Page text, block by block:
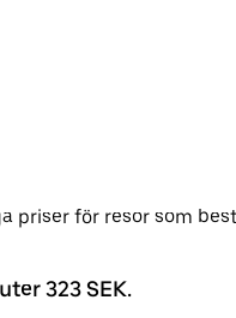
priser för resor som
323 SEK.